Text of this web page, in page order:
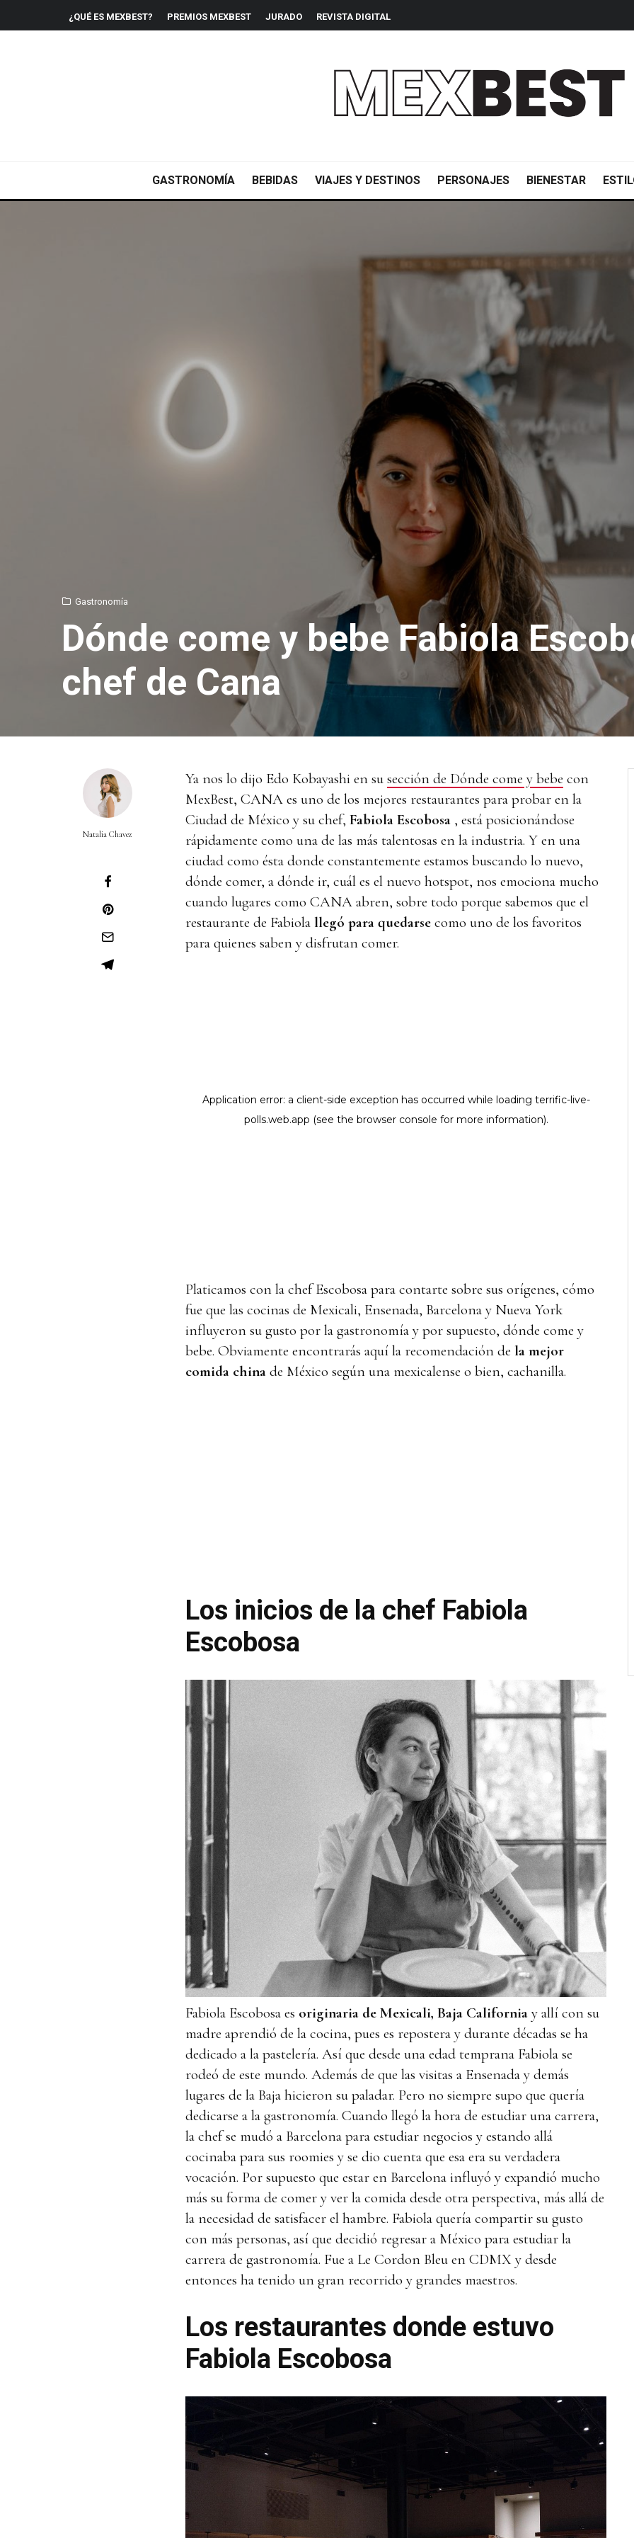
¿QUÉ ES MEXBEST? PREMIOS MEXBEST JURADO REVISTA DIGITAL
GASTRONOMÍA BEBIDAS VIAJES Y DESTINOS PERSONAJES BIENESTAR
Gastronomía
Dónde come y bebe Fabiola
chef de Cana
Natalia Chavez
Ya nos lo dijo Edo Kobayashi en su sección de Dónde come y bebe con
MexBest, CANA es uno de los mejores restaurantes para probar en la
Ciudad de México y su chef, Fabiola Escobosa , está posicionándose
rápidamente como una de las más talentosas en la industria. Y en una
ciudad como ésta donde constantemente estamos buscando lo nuevo,
dónde comer, a dónde ir, cuál es el nuevo hotspot, nos emociona mucho
cuando lugares como CANA abren, sobre todo porque sabemos que el
restaurante de Fabiola llegó para quedarse como uno de los favoritos
para quienes saben y disfrutan comer.
Platicamos con la chef Escobosa para contarte sobre sus orígenes, cómo
fue que las cocinas de Mexicali, Ensenada, Barcelona y Nueva York
influyeron su gusto por la gastronomía y por supuesto, dónde come y
bebe. Obviamente encontrarás aquí la recomendación de la mejor
comida china de México según una mexicalense o bien, cachanilla.
Los inicios de la chef Fabiola
Escobosa
Fabiola Escobosa es originaria de Mexicali, Baja California y allí con su
madre aprendió de la cocina, pues es repostera y durante décadas se ha
dedicado a la pastelería. Así que desde una edad temprana Fabiola se
rodeó de este mundo. Además de que las visitas a Ensenada y demás
lugares de la Baja hicieron su paladar. Pero no siempre supo que quería
dedicarse a la gastronomía. Cuando llegó la hora de estudiar una carrera,
la chef se mudó a Barcelona para estudiar negocios y estando allá
cocinaba para sus roomies y se dio cuenta que esa era su verdadera
vocación. Por supuesto que estar en Barcelona influyó y expandió mucho
más su forma de comer y ver la comida desde otra perspectiva, más allá de
la necesidad de satisfacer el hambre. Fabiola quería compartir su gusto
con más personas, así que decidió regresar a México para estudiar la
carrera de gastronomía. Fue a Le Cordon Bleu en CDMX y desde
entonces ha tenido un gran recorrido y grandes maestros.
Los restaurantes donde estuvo
Fabiola Escobosa